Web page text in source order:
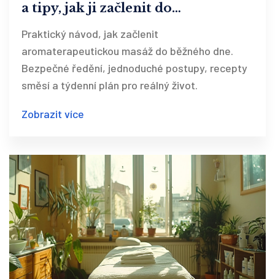
a tipy, jak ji začlenit do
Praktický návod, jak začlenit
aromaterapeutickou masáž do běžného dne.
Bezpečné ředění, jednoduché postupy, recepty
směsí a týdenní plán pro reálný život.
Zobrazit více